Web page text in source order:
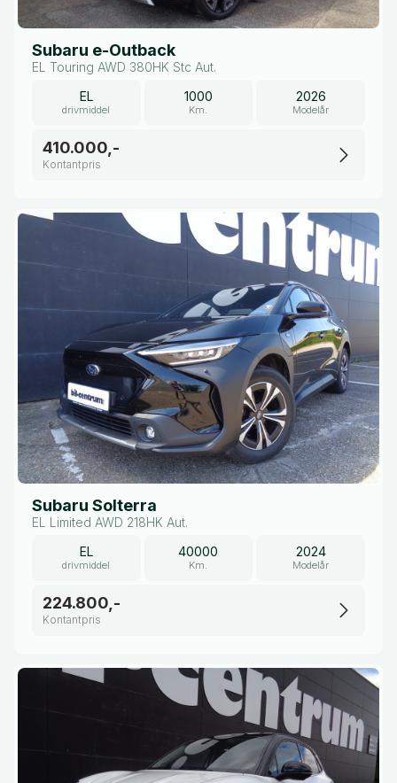
Subaru e-Outback
EL Touring AWD 380HK Stc Aut.
EL
drivmiddel
1000
Km.
2026
Modelår
410.000,-
Kontantpris
Subaru Solterra
EL Limited AWD 218HK Aut.
EL
drivmiddel
40000
Km.
2024
Modelår
224.800,-
Kontantpris